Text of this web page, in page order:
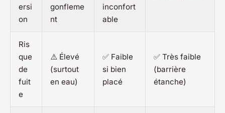
ersi
on
gonfleme
nt
inconfort
able
Ris
que
de
fuit
e
⚠️ Élevé
(surtout
en eau)
✅ Faible
si bien
placé
✅ Très faible
(barrière
étanche)